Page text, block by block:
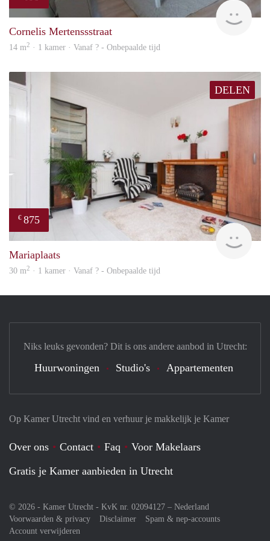
Cornelis Mertenssstraat
14 m2 · 1 kamer · Vanaf ? - Onbepaalde tijd
DELEN
€ 875
Mariaplaats
30 m2 · 1 kamer · Vanaf ? - Onbepaalde tijd
Op Kamer Utrecht vind en verhuur je makkelijk je Kamer
Over ons Contact Faq
Voor Makelaars
Gratis je Kamer aanbieden in Utrecht
© 2026 - Kamer Utrecht - KvK nr. 02094127 – Nederland
Voorwaarden & privacy
Disclaimer
Spam & nep-accounts
Account verwijderen
Niks leuks gevonden? Dit is ons andere aanbod in Utrecht:
Huurwoningen Studio's Appartementen